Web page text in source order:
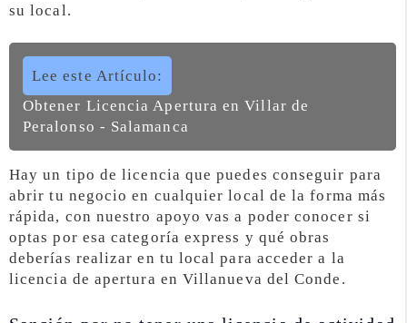
su local.
Lee este Artículo:
Obtener Licencia Apertura en Villar de
Peralonso - Salamanca
Hay un tipo de licencia que puedes conseguir para
abrir tu negocio en cualquier local de la forma más
rápida, con nuestro apoyo vas a poder conocer si
optas por esa categoría express y qué obras
deberías realizar en tu local para acceder a la
licencia de apertura en Villanueva del Conde.